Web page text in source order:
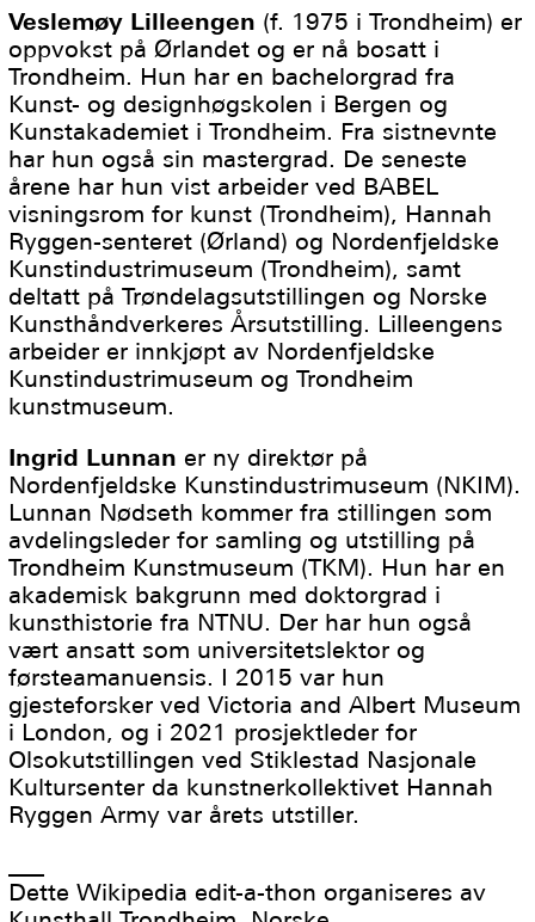
Veslemøy Lilleengen (f. 1975 i Trondheim) er
oppvokst på Ørlandet og er nå bosatt i
Trondheim. Hun har en bachelorgrad fra
Kunst- og designhøgskolen i Bergen og
Kunstakademiet i Trondheim. Fra sistnevnte
har hun også sin mastergrad. De seneste
årene har hun vist arbeider ved BABEL
visningsrom for kunst (Trondheim), Hannah
Ryggen-senteret (Ørland) og Nordenfjeldske
Kunstindustrimuseum (Trondheim), samt
deltatt på Trøndelagsutstillingen og Norske
Kunsthåndverkeres Årsutstilling. Lilleengens
arbeider er innkjøpt av Nordenfjeldske
Kunstindustrimuseum og Trondheim
kunstmuseum.
Ingrid Lunnan er ny direktør på
Nordenfjeldske Kunstindustrimuseum (NKIM).
Lunnan Nødseth kommer fra stillingen som
avdelingsleder for samling og utstilling på
Trondheim Kunstmuseum (TKM). Hun har en
akademisk bakgrunn med doktorgrad i
kunsthistorie fra NTNU. Der har hun også
vært ansatt som universitetslektor og
førsteamanuensis. I 2015 var hun
gjesteforsker ved Victoria and Albert Museum
i London, og i 2021 prosjektleder for
Olsokutstillingen ved Stiklestad Nasjonale
Kultursenter da kunstnerkollektivet Hannah
Ryggen Army var årets utstiller.
Dette Wikipedia edit-a-thon organiseres av